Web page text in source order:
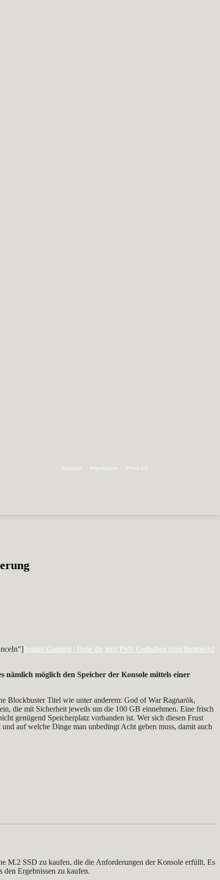
Kontakt Impressum Press-Kit
Instant-Gaming | Hole dir jetzt PSN Guthaben zum Bestpreis!
nämlich möglich den Speicher der Konsole mittels einer
Blockbuster Titel wie unter anderem: God of War Ragnarök,
die mit Sicherheit jeweils um die 100 GB einnehmen. Eine frisch
genügend Speicherplatz vorhanden ist. Wer sich diesen Frust
auf welche Dinge man unbedingt Acht geben muss, damit auch
M.2 SSD zu kaufen, die die Anforderungen der Konsole erfüllt. Es
den Ergebnissen zu kaufen.